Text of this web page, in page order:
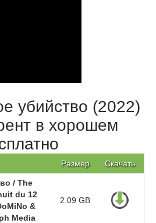
убийство (2022)
в хорошем
Размер Скачать
/ The
du 12
&
Media
2.09 GB